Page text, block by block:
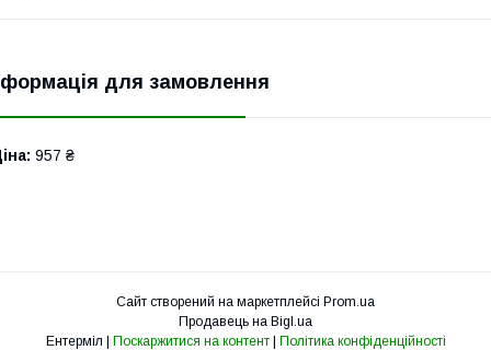
для замовлення
957 ₴
Сайт створений на маркетплейсі Prom.ua
Продавець на Bigl.ua
Поскаржитися на контент Політика конфіденційності